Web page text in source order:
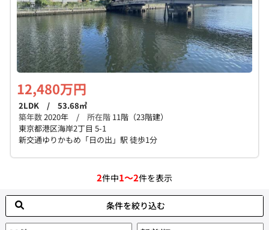
12,480万円
2LDK / 53.68㎡
築年数2020年 / 所在階 11階（23階建）
東京都港区海岸2丁目 5-1
新交通ゆりかもめ「日の出」駅 徒歩1分
2件中1～2件を表示
条件を絞り込む